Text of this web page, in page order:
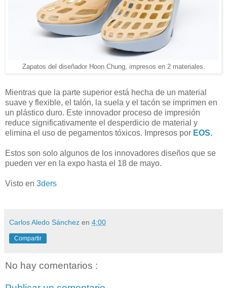
Zapatos del diseñador Hoon Chung, impresos en 2 materiales.
Mientras que la parte superior está hecha de un material
suave y flexible, el talón, la suela y el tacón se imprimen en
un plástico duro. Este innovador proceso de impresión
reduce significativamente el desperdicio de material y
elimina el uso de pegamentos tóxicos. Impresos por EOS.
Estos son solo algunos de los innovadores diseños que se
pueden ver en la expo hasta el 18 de mayo.
Visto en 3ders
Carlos Aledo Sánchez en 4:00
Compartir
No hay comentarios :